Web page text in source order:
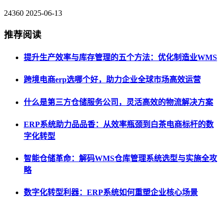
24360 2025-06-13
推荐阅读
提升生产效率与库存管理的五个方法：优化制造业WMS
跨境电商erp选哪个好，助力企业全球市场高效运营
什么是第三方仓储服务公司，灵活高效的物流解决方案
ERP系统助力品品香：从效率瓶颈到白茶电商标杆的数
字化转型
智能仓储革命：解码WMS仓库管理系统选型与实施全攻
略
数字化转型利器：ERP系统如何重塑企业核心场景